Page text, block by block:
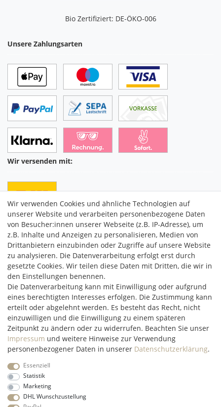
Bio Zertifiziert: DE-ÖKO-006
Unsere Zahlungsarten
Wir versenden mit:
C2M COMMERCE GmbH
Hüttenheim 119
97348 Willanzheim
Mo-Fr: 09:00 - 14:00 Uhr
service@c2m-commerce.com
Persönlich:093 26 - 97 97 90
Impressum
Vertrag widerrufen
Wir verwenden Cookies und ähnliche Technologien auf
unserer Website und verarbeiten personenbezogene Daten
von Besucher:innen unserer Webseite (z.B. IP-Adresse), um
z.B. Inhalte und Anzeigen zu personalisieren, Medien von
Drittanbietern einzubinden oder Zugriffe auf unsere Website
zu analysieren. Die Datenverarbeitung erfolgt erst durch
gesetzte Cookies. Wir teilen diese Daten mit Dritten, die wir in
den Einstellungen benennen.
Die Datenverarbeitung kann mit Einwilligung oder aufgrund
eines berechtigten Interesses erfolgen. Die Zustimmung kann
erteilt oder abgelehnt werden. Es besteht das Recht, nicht
einzuwilligen und die Einwilligung zu einem späteren
Zeitpunkt zu ändern oder zu widerrufen. Beachten Sie unser
Impressum und weitere Hinweise zur Verwendung
personenbezogener Daten in unserer Daten­schutz­erklärung.
Essenziell
Statistik
Marketing
DHL Wunschzustellung